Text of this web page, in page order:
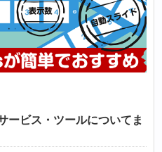
ービス・ツールについてま